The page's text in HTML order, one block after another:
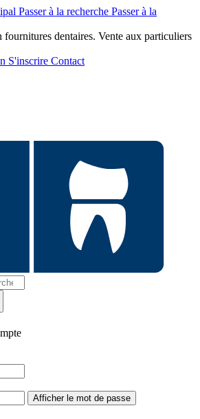
Passer à la recherche Passer à la
fournitures dentaires. Vente aux particuliers
S'inscrire Contact
Afficher le mot de passe